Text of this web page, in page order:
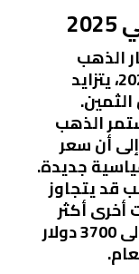
الذهب
تقلبات كبيرة، ومع اقتراب عام 2025، يتزايد
الذهب
أن سعر
جديدة.
قد يتجاوز
أخرى أكثر
تفاؤلاً تشير إلى إمكانية وصوله إلى 3700 دولار